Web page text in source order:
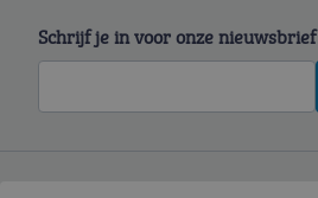
Schrijf je in voor onze nieuwsbrief